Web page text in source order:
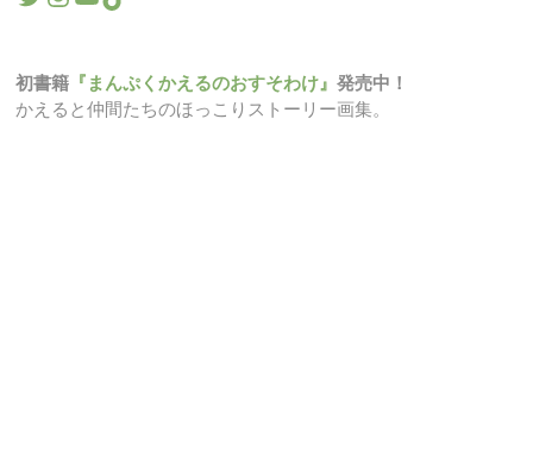
初書籍 『まんぷくかえるのおすそわけ』発売中！
かえると仲間たちのほっこりストーリー画集。